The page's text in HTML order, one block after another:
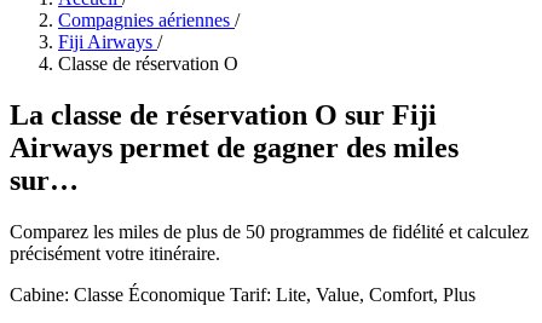
Compagnies aériennes /
Fiji Airways /
Classe de réservation O
La classe de réservation O sur Fiji
Airways permet de gagner des miles
sur…
Comparez les miles de plus de 50 programmes de fidélité et calculez
précisément votre itinéraire.
Cabine: Classe Économique Tarif: Lite, Value, Comfort, Plus